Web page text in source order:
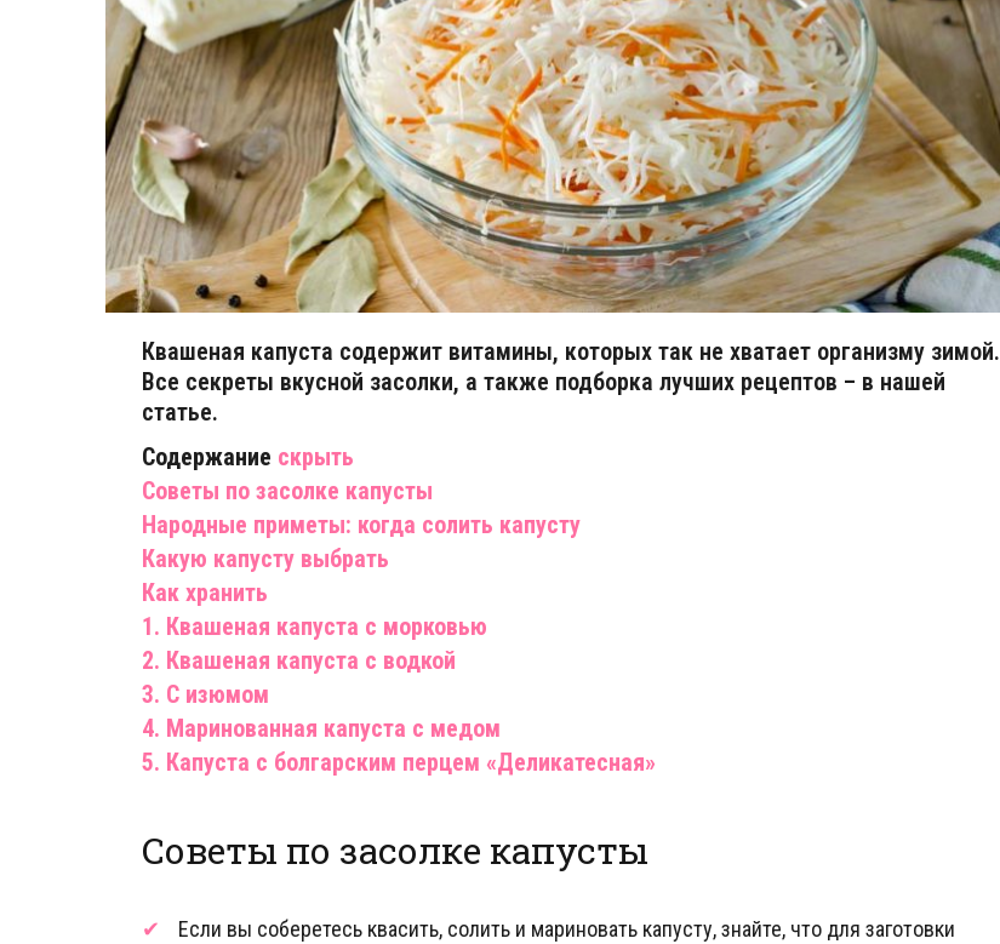
Квашеная капуста содержит витамины, которых так не хватает организму зимой.
Все секреты вкусной засолки, а также подборка лучших рецептов – в нашей
статье.
Содержание скрыть
Советы по засолке капусты
Народные приметы: когда солить капусту
Какую капусту выбрать
Как хранить
1. Квашеная капуста с морковью
2. Квашеная капуста с водкой
3. С изюмом
4. Маринованная капуста с медом
5. Капуста с болгарским перцем «Деликатесная»
Советы по засолке капусты
Если вы соберетесь квасить, солить и мариновать капусту, знайте, что для заготовки